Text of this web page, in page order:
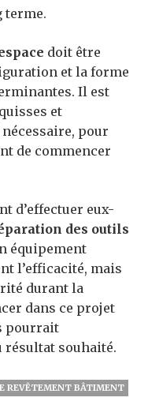
terme.
doit être
et la forme
Il est
et
pour
de commencer
d’effectuer eux-
des outils
équipement
l’efficacité, mais
durant la
dans ce projet
pourrait
souhaité.
REVÊTEMENT BÂTIMENT